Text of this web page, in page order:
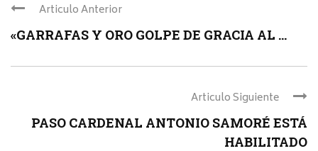
Articulo Anterior
«GARRAFAS Y ORO GOLPE DE GRACIA AL ...
Articulo Siguiente
PASO CARDENAL ANTONIO SAMORÉ ESTÁ
HABILITADO